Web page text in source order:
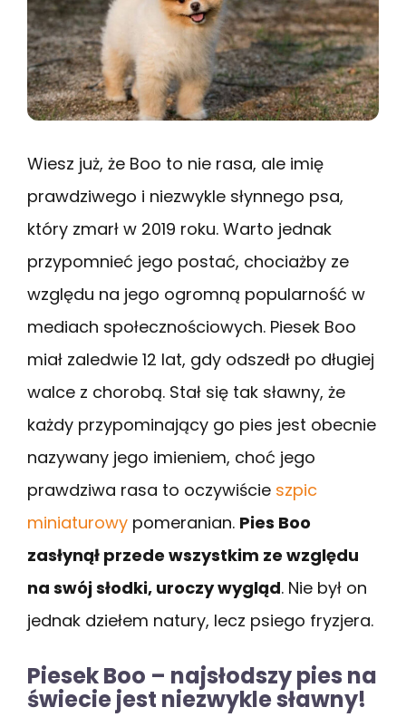
Wiesz już, że Boo to nie rasa, ale imię
prawdziwego i niezwykle słynnego psa,
który zmarł w 2019 roku. Warto jednak
przypomnieć jego postać, chociażby ze
względu na jego ogromną popularność w
mediach społecznościowych. Piesek Boo
miał zaledwie 12 lat, gdy odszedł po długiej
walce z chorobą. Stał się tak sławny, że
każdy przypominający go pies jest obecnie
nazywany jego imieniem, choć jego
prawdziwa rasa to oczywiście szpic
miniaturowy pomeranian. Pies Boo
zasłynął przede wszystkim ze względu
na swój słodki, uroczy wygląd. Nie był on
jednak dziełem natury, lecz psiego fryzjera.
Piesek Boo – najsłodszy pies na
świecie jest niezwykle sławny!